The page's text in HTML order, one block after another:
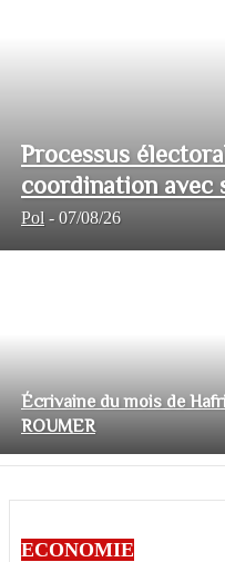
Processus
coordination avec
Pol - 07/08/26
Écrivaine du mois de
ROUMER
ECONOMIE